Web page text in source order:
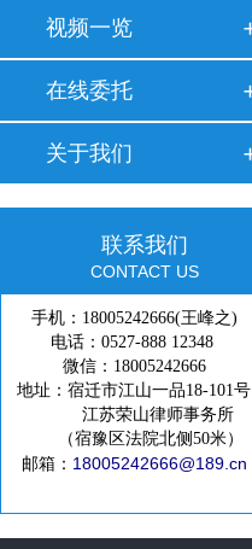
视频一览
在线委托
关于我们
联系我们
CONTACT US
手机：18005242666(王峰之)
电话：0527-888 12348
微信：18005242666
地址：宿迁市江山一品18-101号
江苏荣山律师事务所
（宿豫区法院北侧50米）
邮箱： 18005242666@189.cn